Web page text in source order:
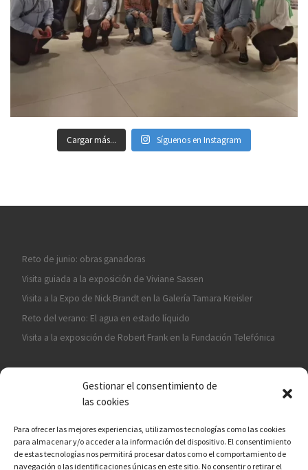
Gestionar el consentimiento de
las cookies
Para ofrecer las mejores experiencias, utilizamos tecnologías como las cookies
para almacenar y/o acceder a la información del dispositivo. El consentimiento
de estas tecnologías nos permitirá procesar datos como el comportamiento de
navegación o las identificaciones únicas en este sitio. No consentir o retirar el
Cargar más... Síguenos en Instagram
Reto de junio: obras ganadoras
Visita guiada a la exposición de Viviane Sassen
Visita a la Expo de Nick Brandt en la Galería Tamara Kreisler
Reto del verano: El agua en estado líquido
Visita a la exposición de Robert Frank en la Fundación Telefónica
¡ASÓCIATE A CÁMARA EN MANO!